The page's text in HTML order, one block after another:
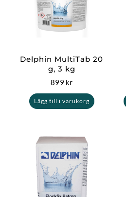
Delphin MultiTab 20
g, 3 kg
899 kr
Lägg till i varukorg